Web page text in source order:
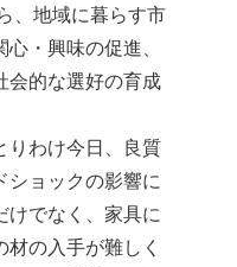
、地域に暮らす市
・興味の促進、
会的な選好の育成
りわけ今日、良質
ショックの影響に
けでなく、家具に
の入手が難しく